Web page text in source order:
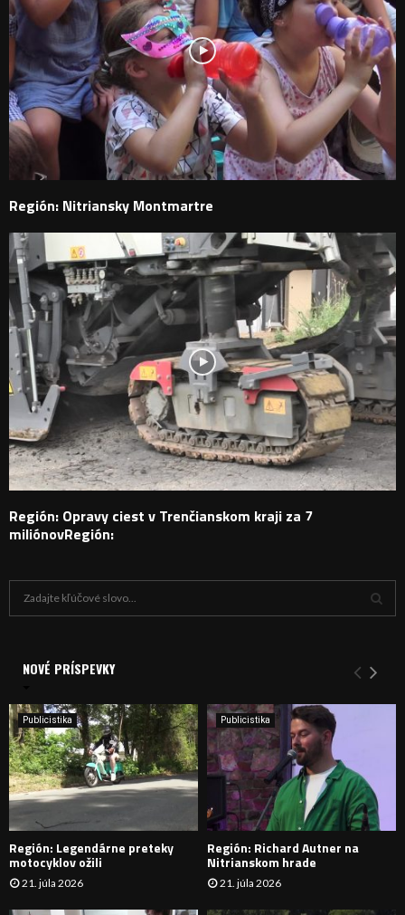
Región: Nitriansky Montmartre
Región: Opravy ciest v Trenčianskom kraji za 7
miliónovRegión:
i
e
:
Y
H
D
NOVÉ PRÍSPEVKY
Publicistika
Región: Legendárne preteky
motocyklov ožili
21. júla 2026
Publicistika
Región: Richard Autner na
Nitrianskom hrade
21. júla 2026